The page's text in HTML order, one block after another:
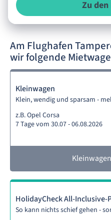
Zu den
Am Flughafen
wir folgende
Kleinwagen
Klein, wendig und sparsam -
z.B. Opel Corsa
7 Tage vom 30.07 - 06.08.2026
HolidayCheck All-Inclusive-
So kann nichts schief gehen -